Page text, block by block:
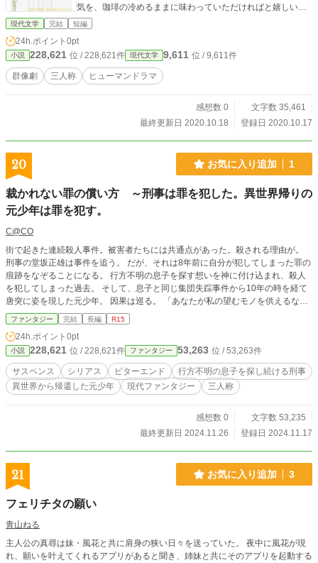
気を、珈琲の冷めるままに味わっていただければと嬉しいで
す。なお、サブタイトルに力を入れすぎた結果、ちょっとペ
ければと思います。 （平成三十一年春執筆）
現代文学 完結 短編
24h.ポイント 0pt
小説 228,621 位 / 228,621件 現代文学 9,611 位 / 9,611件
群像劇 三人称 ヒューマンドラマ
感想数 0
文字数 35,461
最終更新日 2020.10.18
登録日 2020.10.17
20 お気に入り追加 1
裁かれない罪の償い方 ～刑事は罪を犯した。異世界帰りの
元少年は罪を犯す。
C@CO
街で起きた連続殺人事件。被害者たちには共通点があった。殺される理由が。
刑事の堂坂正雄は事件を追う。 だが、それは8年前に自分が犯してしまった罪の
痕跡をなぞることになる。 行方不明の息子を探す想いを神に付け込まれ、殺人
を犯してしまった過去。 そして、息子と同じ集団失踪事件から10年の時を経て
唐突に姿を現した元少年。 因果は巡る。 「あなたが私の望むモノを供えるなら
ば、私はあなたの望むモノを授けましょう」 ＊ 全10話。5万3千字。 カクヨ
ムと小説家になろうにも投稿しています。 (2025.5.5) タイトルを変更しまし
た。 旧題：「神への供物」の始め方＋終わり方 ～刑事と異世界帰りの元少年
が紡ぐ因果のその先は
ファンタジー 完結 長編 R15
24h.ポイント 0pt
小説 228,621 位 / 228,621件 ファンタジー 53,263 位 / 53,263件
サスペンス シリアス ビターエンド
行方不明の息子を探し続ける刑事
異世界から帰還した元少年
現代ファンタジー 三人称
感想数 0
文字数 53,235
最終更新日 2024.11.26
登録日 2024.11.17
21 お気に入り追加 3
フェリチタの願い
青山ねる
主人公の真尋は妹・風花と共に肩身の狭い日々を送っていた。 夜中に風花が現
れ、願いを叶えてくれるアプリがあると聞き、姉妹と共にそのアプリを起動する